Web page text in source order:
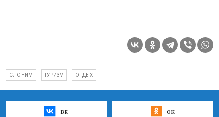
СЛОНИМ ТУРИЗМ ОТДЫХ
вк ок